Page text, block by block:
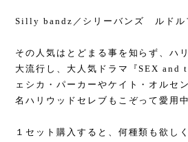
Silly bandz／シリーバンズ ルドル
その人気はとどまる事を知らず、ハ
大流行し、大人気ドラマ『SEX and
ェシカ・パーカーやケイト・オルセ
名ハリウッドセレブもこぞって愛用
１セット購入すると、何種類も欲し